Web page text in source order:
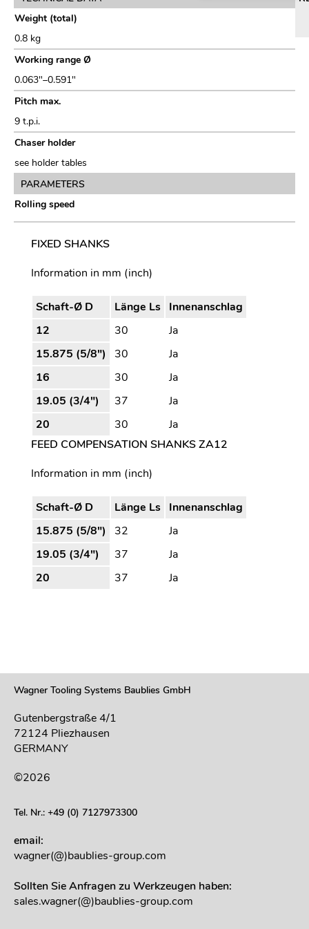
Weight (total)
0.8 kg
Working range Ø
0.063"–0.591"
Pitch max.
9 t.p.i.
Chaser holder
see holder tables
PARAMETERS
Rolling speed
FIXED SHANKS
Information in mm (inch)
Schaft-Ø D Länge Ls
Innenanschlag
12
30
Ja
15.875 (5/8")
30
Ja
16
30
Ja
19.05 (3/4")
37
Ja
20
30
Ja
FEED COMPENSATION SHANKS ZA12
Information in mm (inch)
Schaft-Ø D Länge Ls
Innenanschlag
15.875 (5/8")
32
Ja
19.05 (3/4")
37
Ja
20
37 Ja
Wagner Tooling Systems Baublies GmbH
Gutenbergstraße 4/1
72124 Pliezhausen
GERMANY
©2026
Tel. Nr.: +49 (0) 7127973300
email:
wagner(@)baublies-group.com
Sollten Sie Anfragen zu Werkzeugen haben:
sales.wagner(@)baublies-group.com